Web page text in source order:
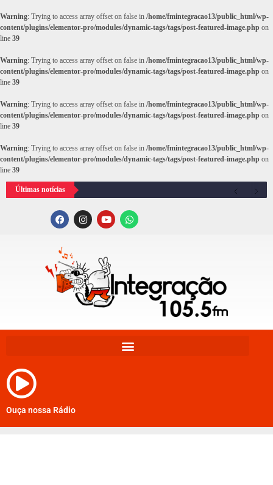
Warning: Trying to access array offset on false in /home/fmintegracao13/public_html/wp-
content/plugins/elementor-pro/modules/dynamic-tags/tags/post-featured-image.php on
line 39
Warning: Trying to access array offset on false in /home/fmintegracao13/public_html/wp-
content/plugins/elementor-pro/modules/dynamic-tags/tags/post-featured-image.php on
line 39
Warning: Trying to access array offset on false in /home/fmintegracao13/public_html/wp-
content/plugins/elementor-pro/modules/dynamic-tags/tags/post-featured-image.php on
line 39
Warning: Trying to access array offset on false in /home/fmintegracao13/public_html/wp-
content/plugins/elementor-pro/modules/dynamic-tags/tags/post-featured-image.php on
line 39
Últimas notícias
Ouça nossa Rádio